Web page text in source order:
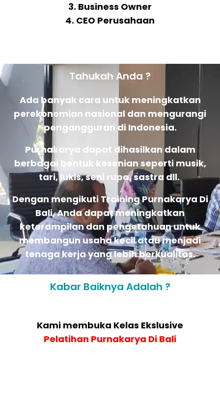
3. Business Owner
4. CEO Perusahaan
Tahukah Anda ?
Ada banyak cara untuk meningkatkan
perekonomian nasional dan mengurangi
pengangguran di Indonesia.
Purnakarya dapat dihasilkan dalam
berbagai bentuk kesenian seperti musik,
tari, lukis, seni rupa, sastra dll.
Dengan mengikuti Training Purnakarya Di
Bali, Anda dapat meningkatkan
keterampilan dan pengetahuan untuk
membangun usaha kecil atau menjadi
tenaga kerja yang lebih berkualitas.
Kabar Baiknya Adalah ?
Kami membuka Kelas Ekslusive
Pelatihan Purnakarya Di Bali